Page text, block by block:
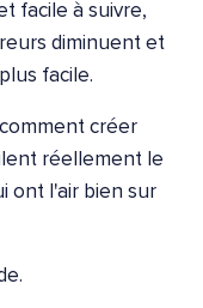
facile à suivre,
diminuent et
facile.
créer
réellement le
ont l'air bien sur